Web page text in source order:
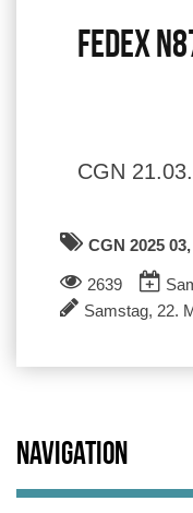
FedEx
CGN
CGN 2025
2639
Samstag, 22.
Navigation